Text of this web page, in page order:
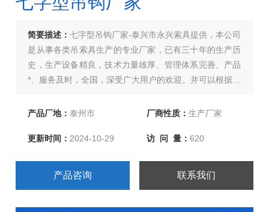
简要描述：七字型吊钩厂家-泰兴市永兴索具提供，本公司
是从事各类吊索具生产的专业厂家，已有三十年的生产历
史，生产设备精良，技术力量雄厚、管理体系完善、产品
*、服务及时，全国，深受广大用户的欢迎。并可以根据客
报告。热忱欢迎新老客户洽谈订购！
产品厂地：泰州市 厂商性质： 生产厂家
更新时间：2024-10-29 访 问 量： 620
产品咨询 联系我们